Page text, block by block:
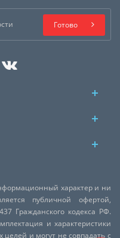
Готово
характер и ни
публичной офертой,
Гражданского кодекса РФ.
и характеристики
и могут не совпадать с